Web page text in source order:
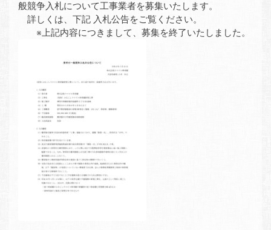
般競争入札について工事業者を募集いたします。
詳しくは、下記 入札公告をご覧ください。
※上記内容につきまして、募集を終了いたしました。